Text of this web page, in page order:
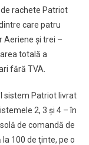
rachete Patriot
care patru
Aeriene şi trei –
totală a
fără TVA.
sistem Patriot livrat
2, 3 şi 4 – în
de comandă de
100 de ţinte, pe o